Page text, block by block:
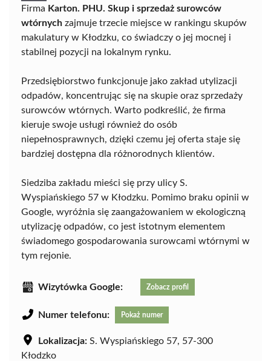
Firma Karton. PHU. Skup i sprzedaż surowców
wtórnych zajmuje trzecie miejsce w rankingu skupów
makulatury w Kłodzku, co świadczy o jej mocnej i
stabilnej pozycji na lokalnym rynku.
Przedsiębiorstwo funkcjonuje jako zakład utylizacji
odpadów, koncentrując się na skupie oraz sprzedaży
surowców wtórnych. Warto podkreślić, że firma
kieruje swoje usługi również do osób
niepełnosprawnych, dzięki czemu jej oferta staje się
bardziej dostępna dla różnorodnych klientów.
Siedziba zakładu mieści się przy ulicy S.
Wyspiańskiego 57 w Kłodzku. Pomimo braku opinii w
Google, wyróżnia się zaangażowaniem w ekologiczną
utylizację odpadów, co jest istotnym elementem
świadomego gospodarowania surowcami wtórnymi w
tym rejonie.
Wizytówka Google: Zobacz profil
Numer telefonu: Pokaż numer
Lokalizacja: S. Wyspiańskiego 57, 57-300
Kłodzko